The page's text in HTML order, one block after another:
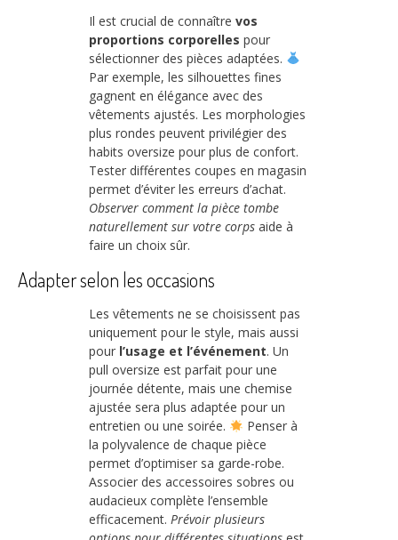
Il est crucial de connaître vos
proportions corporelles pour
sélectionner des pièces adaptées.
Par exemple, les silhouettes fines
gagnent en élégance avec des
vêtements ajustés. Les morphologies
plus rondes peuvent privilégier des
habits oversize pour plus de confort.
Tester différentes coupes en magasin
permet d’éviter les erreurs d’achat.
Observer comment la pièce tombe
naturellement sur votre corps aide à
faire un choix sûr.
Adapter selon les occasions
Les vêtements ne se choisissent pas
uniquement pour le style, mais aussi
pour l’usage et l’événement. Un
pull oversize est parfait pour une
journée détente, mais une chemise
ajustée sera plus adaptée pour un
entretien ou une soirée.
Penser à
la polyvalence de chaque pièce
permet d’optimiser sa garde-robe.
Associer des accessoires sobres ou
audacieux complète l’ensemble
efficacement. Prévoir plusieurs